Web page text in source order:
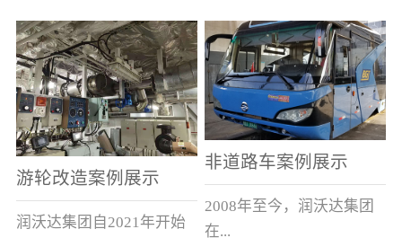
游轮改造案例展示
润沃达集团自2021年开始
非道路车案例展示
2008年至今，润沃达集团
在...